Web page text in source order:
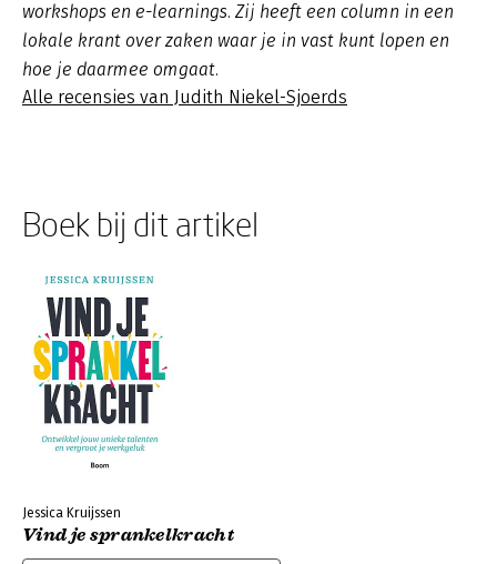
workshops en e-learnings. Zij heeft een column in een
lokale krant over zaken waar je in vast kunt lopen en
hoe je daarmee omgaat.
Alle recensies van Judith Niekel-Sjoerds
Boek bij dit artikel
Jessica Kruijssen
Vind je sprankelkracht